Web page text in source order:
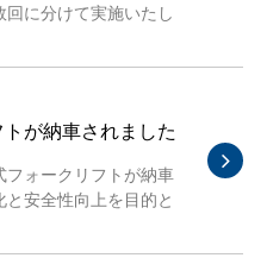
に分けて実施いたし
が納車されました
フォークリフトが納車
安全性向上を目的と